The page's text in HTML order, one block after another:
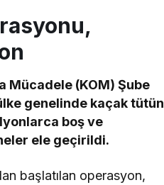
Mücadele (KOM) Şube
genelinde kaçak tütün
boş ve
ele geçirildi.
başlatılan operasyon,